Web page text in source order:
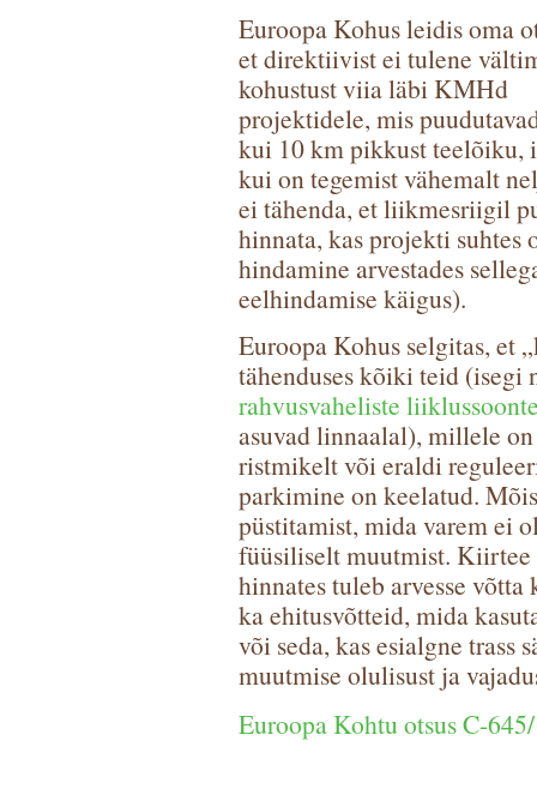
Euroopa Kohus leidis oma
et direktiivist ei tulene
kohustust viia läbi KMHd
projektidele, mis
kui 10 km pikkust teelõiku,
kui on tegemist vähemalt
ei tähenda, et liikmesriigil
hinnata, kas projekti
hindamine arvestades
eelhindamise käigus).
Euroopa Kohus selgitas, et
tähenduses kõiki teid (isegi
rahvusvaheliste
asuvad linnaalal), millele
ristmikelt või eraldi
parkimine on keelatud.
püstitamist, mida varem ei
füüsiliselt muutmist.
hinnates tuleb arvesse
ka ehitusvõtteid, mida
või seda, kas esialgne
muutmise olulisust ja
Euroopa Kohtu otsus C-